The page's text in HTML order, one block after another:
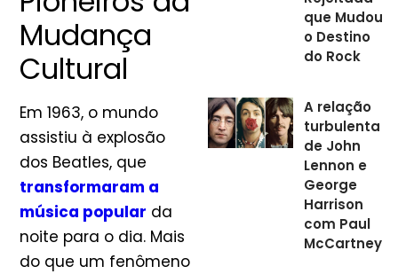
Mudança
Cultural
Em 1963, o mundo
assistiu à explosão
dos Beatles, que
transformaram a
música popular da
noite para o dia. Mais
do que um fenômeno
que Mudou
o Destino
do Rock
A relação
turbulenta
de John
Lennon e
George
Harrison
com Paul
McCartney